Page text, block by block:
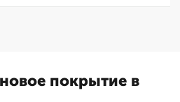
покрытие в